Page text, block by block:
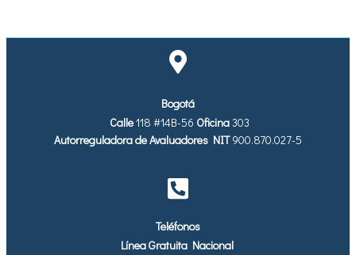
Bogotá
Calle118 #14B-56 Oficina303
Autorreguladora de Avaluadores NIT900.870.027-5
Teléfonos
Línea Gratuita Nacional